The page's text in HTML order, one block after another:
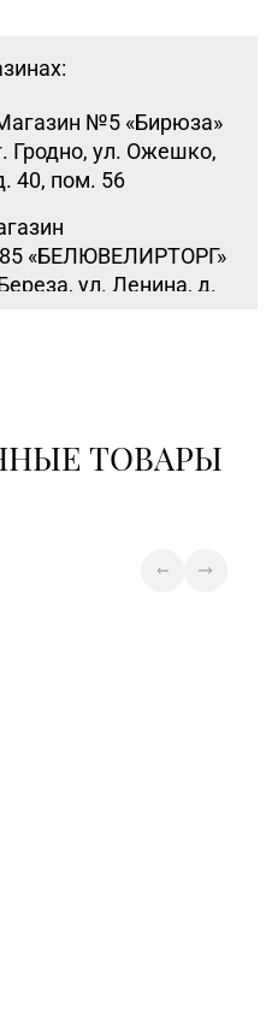
№5 «Бирюза»
Гродно, ул. Ожешко,
40, пом. 56
«БЕЛЮВЕЛИРТОРГ»
ул. Ленина, д.
ТОВАРЫ